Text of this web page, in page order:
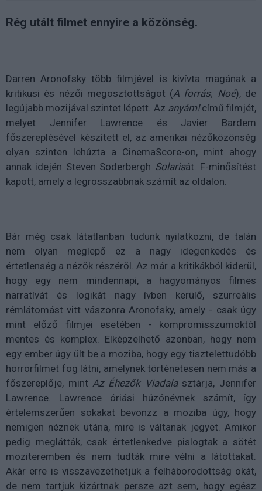
Rég utált filmet ennyire a közönség.
Darren Aronofsky több filmjével is kivívta magának a
kritikusi és nézői megosztottságot (A forrás; Noé), de
legújabb mozijával szintet lépett. Az anyám!című filmjét,
melyet Jennifer Lawrence és Javier Bardem
főszereplésével készített el, az amerikai nézőközönség
olyan szinten lehúzta a CinemaScore-on, mint ahogy
annak idején Steven Soderbergh Solarisát. F-minősítést
kapott, amely a legrosszabbnak számít az oldalon.
Bár még csak látatlanban tudunk nyilatkozni, de talán
nem olyan meglepő ez a nagy idegenkedés és
értetlenség a nézők részéről. Az már a kritikákból kiderül,
hogy egy nem mindennapi, a hagyományos filmes
narratívát és logikát nagy ívben kerülő, szürreális
rémlátomást vitt vászonra Aronofsky, amely - csak úgy
mint előző filmjei esetében - kompromisszumoktól
mentes és komplex. Elképzelhető azonban, hogy nem
egy ember úgy ült be a moziba, hogy egy tisztelettudóbb
horrorfilmet fog látni, amelynek történetesen nem más a
főszereplője, mint Az Éhezők Viadalasztárja, Jennifer
Lawrence. Lawrence óriási húzónévnek számít, így
értelemszerűen sokakat bevonzz a moziba úgy, hogy
nemigen néznek utána, mire is váltanak jegyet. Amikor
pedig meglátták, csak értetlenkedve pislogtak a sötét
moziteremben és nem tudták mire vélni a látottakat.
Akár erre is visszavezethetjük a felháborodottság okát,
de nem tartjuk kizártnak persze azt sem, hogy egész